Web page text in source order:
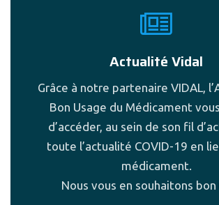
Actualité Vidal
Grâce à notre partenaire VIDAL,
Bon Usage du Médicament
d’accéder, au sein de son fil
toute l’actualité COVID-19 en
médicament.
Nous vous en souhaitons bon